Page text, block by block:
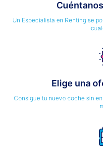
Un Especialista en Renting se
Elige una
Consigue tu nuevo coche sin